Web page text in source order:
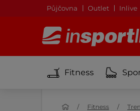
Půjčovna Outlet Inlive
Fitness
Fitness